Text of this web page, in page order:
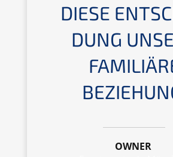
DIESE
DUNG
OWNER